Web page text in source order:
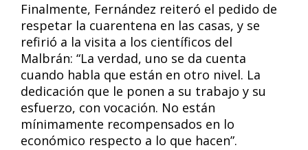
Finalmente, Fernández reiteró el pedido de
respetar la cuarentena en las casas, y se
refirió a la visita a los científicos del
Malbrán: “La verdad, uno se da cuenta
cuando habla que están en otro nivel. La
dedicación que le ponen a su trabajo y su
esfuerzo, con vocación. No están
mínimamente recompensados en lo
económico respecto a lo que hacen”.